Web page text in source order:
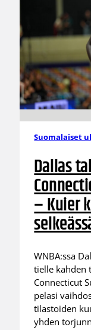
Suomalaiset
Dallas
– Kuier
WNBA:ssa
tielle kahden
Connecticut
pelasi
tilastoiden
yhden